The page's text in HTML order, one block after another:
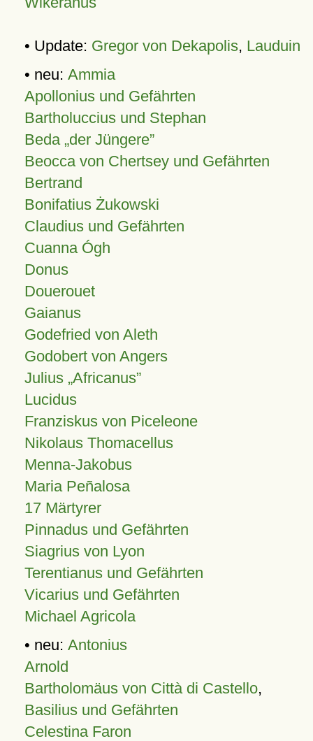
• Update: Gregor von Dekapolis, Lauduin
• neu: Ammia
Apollonius und Gefährten
Bartholuccius und Stephan
Beda „der Jüngere”
Beocca von Chertsey und Gefährten
Bertrand
Bonifatius Żukowski
Claudius und Gefährten
Cuanna Ógh
Donus
Douerouet
Gaianus
Godefried von Aleth
Godobert von Angers
Julius Africanus
Lucidus
Franziskus von Piceleone
Nikolaus Thomacellus
Menna-Jakobus
Maria Peñalosa
17 Märtyrer
Pinnadus und Gefährten
Siagrius von Lyon
Terentianus und Gefährten
Vicarius und Gefährten
Michael Agricola
• neu: Antonius
Arnold
Bartholomäus von Città di Castello,
Basilius und Gefährten
Celestina Faron